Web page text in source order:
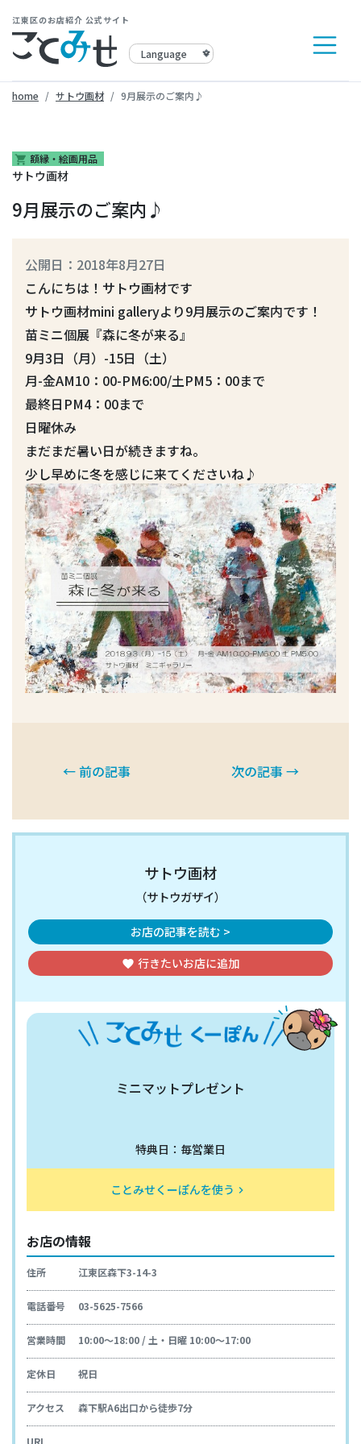
江東区のお店紹介 公式サイト
home サトウ画材 9月展示のご案内♪
shopping_cart 額縁・絵画用品
サトウ画材
9月展示のご案内♪
公開日：2018年8月27日
こんにちは！サトウ画材です
サトウ画材mini galleryより9月展示のご案内です！
苗ミニ個展『森に冬が来る』
9月3日（月）-15日（土）
月-金AM10：00-PM6:00/土PM5：00まで
最終日PM4：00まで
日曜休み
まだまだ暑い日が続きますね。
少し早めに冬を感じに来てくださいね♪
← 前の記事 次の記事 →
サトウ画材
（サトウガザイ）
お店の記事を読む >
favorite 行きたいお店に追加
ミニマットプレゼント
特典日：毎営業日
ことみせくーぽんを使う keyboard_arrow_right
お店の情報
住所 江東区森下3-14-3
電話番号 03-5625-7566
営業時間 10:00～18:00 / 土・日曜 10:00～17:00
定休日 祝日
アクセス 森下駅A6出口から徒歩7分
URL